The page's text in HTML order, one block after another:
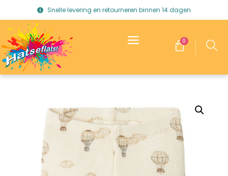
Snelle levering en retourneren binnen 14 dagen
0